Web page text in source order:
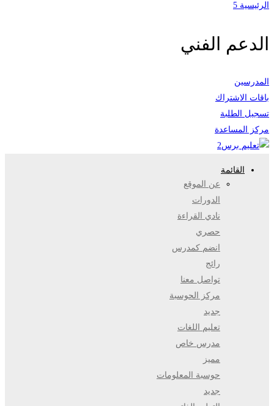
الرئيسية 5
الدعم الفني
المدرسين
باقات الاشتراك
تسجيل الطلبة
مركز المساعدة
القائمة
عن الموقع
الدورات
نادي القراءة
حصري
انضم كمدرس
رائج
تواصل معنا
مركز الحوسبة
جديد
تعليم اللغات
مدرس خاص
مميز
حوسبة المعلومات
جديد